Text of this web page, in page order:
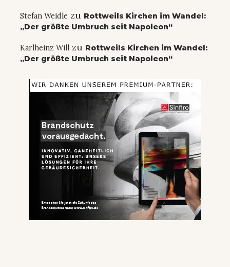
Stefan Weidle zu Rottweils Kirchen im Wandel:
„Der größte Umbruch seit Napoleon“
Karlheinz Will zu Rottweils Kirchen im Wandel:
„Der größte Umbruch seit Napoleon“